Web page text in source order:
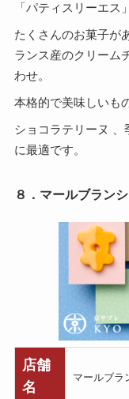
「パティスリーエス
たくさんのお菓子が
ランス産のクリーム
わせ。
本格的で美味しいも
ショコラテリーヌ
に最適です。
８．マールブラン
店舗
名
マールブラ